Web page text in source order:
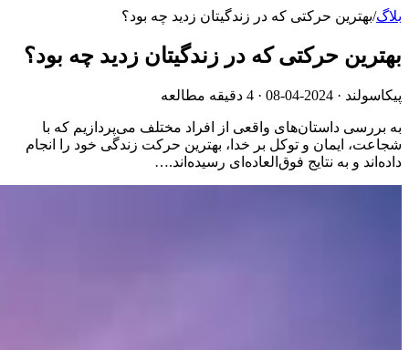
بلاگ/بهترین حرکتی که در زندگیتان زدید چه بود؟
بهترین حرکتی که در زندگیتان زدید چه بود؟
پیکاسولند · 2024-04-08 · 4 دقیقه مطالعه
به بررسی داستان‌های واقعی از افراد مختلف می‌پردازیم که با
شجاعت، ایمان و توکل بر خدا، بهترین حرکت زندگی خود را انجام
داده‌اند و به نتایج فوق‌العاده‌ای رسیده‌اند.…